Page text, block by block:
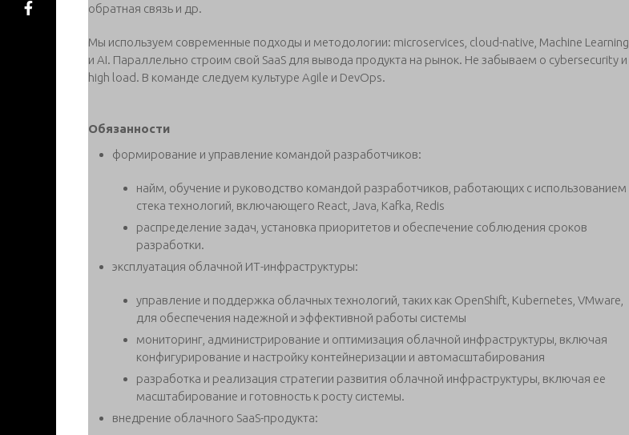
обратная связь и др.
Мы используем современные подходы и методологии: microservices, cloud-native, Machine Learning
и AI. Параллельно строим свой SaaS для вывода продукта на рынок. Не забываем о cybersecurity и
high load. В команде следуем культуре Agile и DevOps.
Обязанности
формирование и управление командой разработчиков:
найм, обучение и руководство командой разработчиков, работающих с использованием
стека технологий, включающего React, Java, Kafka, Redis
распределение задач, установка приоритетов и обеспечение соблюдения сроков
разработки.
эксплуатация облачной ИТ-инфраструктуры:
управление и поддержка облачных технологий, таких как OpenShift, Kubernetes, VMware,
для обеспечения надежной и эффективной работы системы
мониторинг, администрирование и оптимизация облачной инфраструктуры, включая
конфигурирование и настройку контейнеризации и автомасштабирования
разработка и реализация стратегии развития облачной инфраструктуры, включая ее
масштабирование и готовность к росту системы.
внедрение облачного SaaS-продукта: